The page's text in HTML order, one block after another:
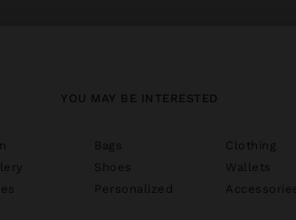
YOU MAY BE INTERESTED
Bags
Clothing
Shoes
Wallets
Personalized